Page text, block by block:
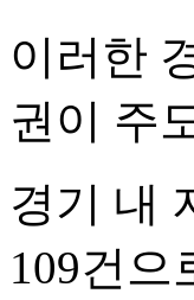
이러한
권이 주
경기 내
109건